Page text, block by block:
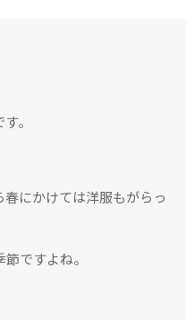
。
にかけては洋服もがらっ
ですよね。